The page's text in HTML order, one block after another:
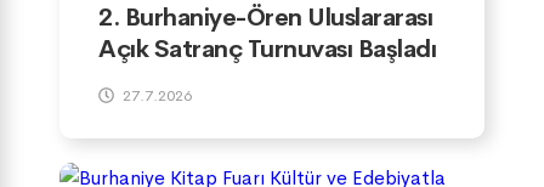
2. Burhaniye-Ören Uluslararası
Açık Satranç Turnuvası Başladı
27.7.2026